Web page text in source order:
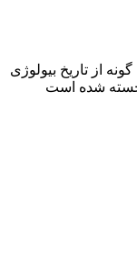
از تاریخ بیولوژی
شده است